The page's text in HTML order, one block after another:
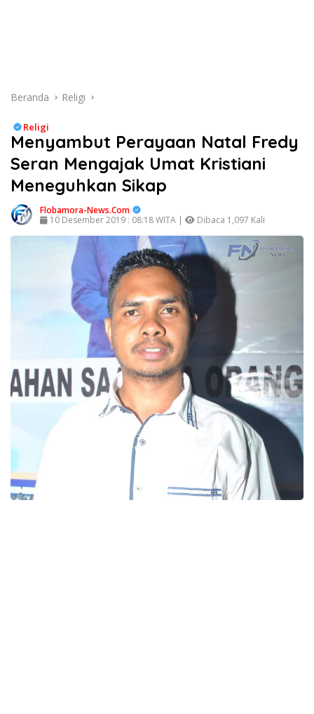
Beranda Religi
Religi
Menyambut Perayaan Natal Fredy
Seran Mengajak Umat Kristiani
Meneguhkan Sikap
Flobamora-News.Com
10 Desember 2019 : 08:18 WITA |
Dibaca 1,097 Kali